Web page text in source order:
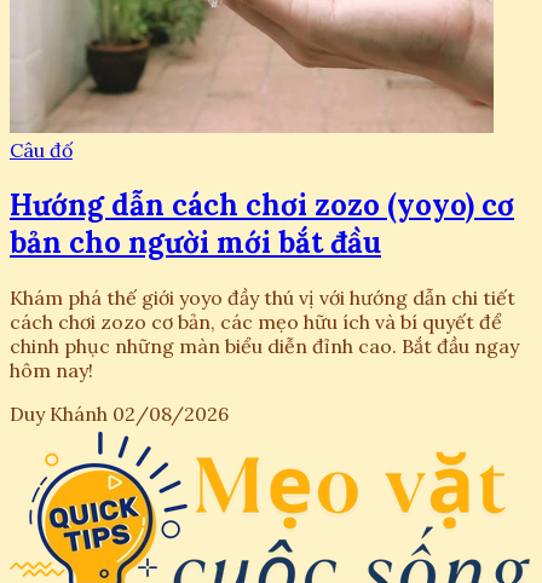
Câu đố
Hướng dẫn cách chơi zozo (yoyo) cơ
bản cho người mới bắt đầu
Khám phá thế giới yoyo đầy thú vị với hướng dẫn chi tiết
cách chơi zozo cơ bản, các mẹo hữu ích và bí quyết để
chinh phục những màn biểu diễn đỉnh cao. Bắt đầu ngay
hôm nay!
Duy Khánh 02/08/2026